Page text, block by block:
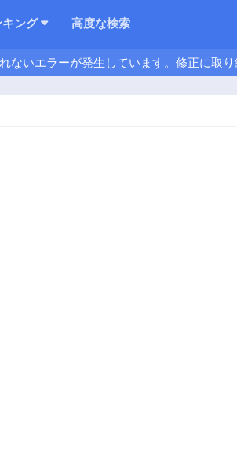
キング 高度な検索
ないエラーが発生しています。修正に取